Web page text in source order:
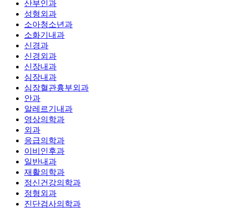
산부인과
성형외과
소아청소년과
소화기내과
신경과
신경외과
신장내과
심장내과
심장혈관흉부외과
안과
알레르기내과
영상의학과
외과
응급의학과
이비인후과
일반내과
재활의학과
정신건강의학과
정형외과
진단검사의학과